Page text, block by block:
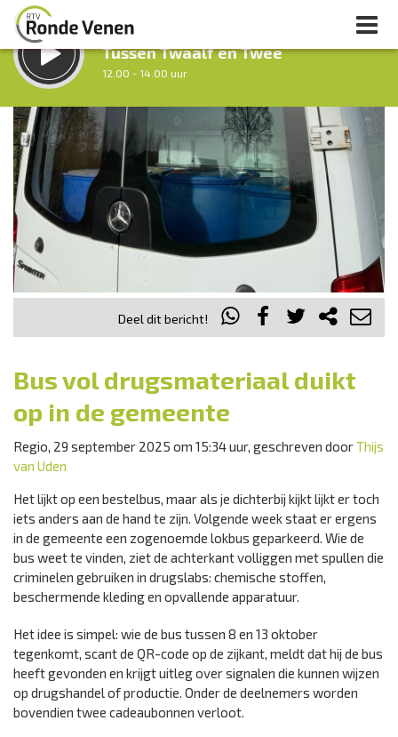
LUISTER LIVE:
Tussen Twaalf en Twee
12.00 - 14.00 uur
STRAKS:
Middag Venen
14.00 - 18.00 uur
Vorig uur
uur 1 van 0 Volgend uur
Inklappen
Deel dit bericht!
Bus vol drugsmateriaal duikt
op in de gemeente
Regio, 29 september 2025 om 15:34 uur, geschreven doorThijs
van Uden
Het lijkt op een bestelbus, maar als je dichterbij kijkt lijkt er toch
iets anders aan de hand te zijn. Volgende week staat er ergens
in de gemeente een zogenoemde lokbus geparkeerd. Wie de
bus weet te vinden, ziet de achterkant volliggen met spullen die
criminelen gebruiken in drugslabs: chemische stoffen,
beschermende kleding en opvallende apparatuur.
Het idee is simpel: wie de bus tussen 8 en 13 oktober
tegenkomt, scant de QR-code op de zijkant, meldt dat hij de bus
heeft gevonden en krijgt uitleg over signalen die kunnen wijzen
op drugshandel of productie. Onder de deelnemers worden
bovendien twee cadeaubonnen verloot.